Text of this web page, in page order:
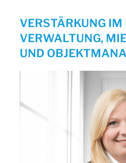
VERSTÄRKUNG IM
VERWALTUNG,
UND